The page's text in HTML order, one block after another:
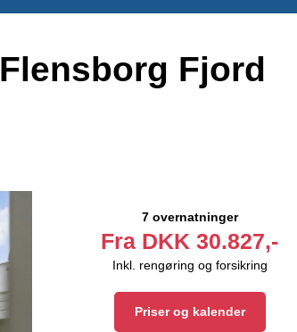
Fjord
7 overnatninger
Fra DKK 30.827,-
Inkl. rengøring og forsikring
Priser og kalender